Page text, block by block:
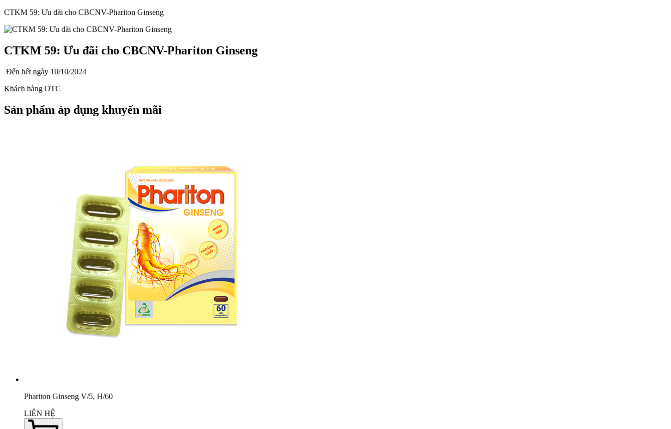
CTKM 59: Ưu đãi cho CBCNV-Phariton Ginseng
CTKM 59: Ưu đãi cho CBCNV-Phariton Ginseng
Đến hết ngày 10/10/2024
Khách hàng OTC
Sản phẩm áp dụng khuyến mãi
Phariton Ginseng V/5, H/60
LIÊN HỆ